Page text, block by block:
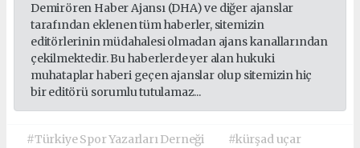
Demirören Haber Ajansı (DHA) ve diğer ajanslar
tarafından eklenen tüm haberler, sitemizin
editörlerinin müdahalesi olmadan ajans kanallarından
çekilmektedir. Bu haberlerde yer alan hukuki
muhataplar haberi geçen ajanslar olup sitemizin hiç
bir editörü sorumlu tutulamaz...
#Türkiye Spor Yazarları Derneği
#kürşad uçar